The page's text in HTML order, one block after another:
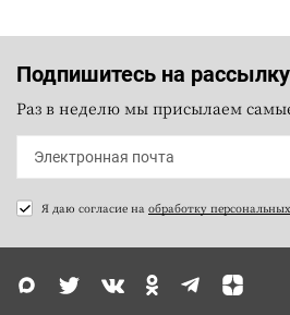
Подпишитесь на рассылку
Раз в неделю мы присылаем
Я даю согласие на обработку